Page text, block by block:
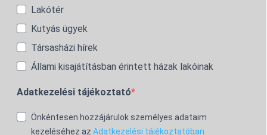
Lakótér
Kutyás ügyek
Társasházi hírek
Állami kisajátításban érintett házak lakóinak
Adatkezelési tájékoztató
Önkéntesen hozzájárulok személyes adataim
kezeléséhez az Adatkezelési tájékoztatóban